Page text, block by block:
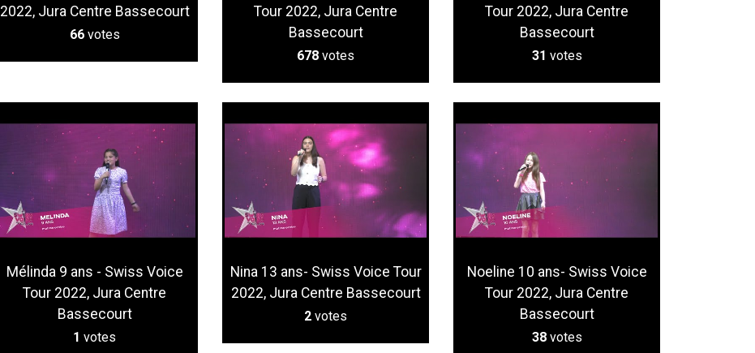
2022, Jura Centre Bassecourt
66 votes
Tour 2022, Jura Centre
Bassecourt
678 votes
Tour 2022, Jura Centre
Bassecourt
31 votes
Mélinda 9 ans - Swiss Voice
Tour 2022, Jura Centre
Bassecourt
1 votes
Nina 13 ans- Swiss Voice Tour
2022, Jura Centre Bassecourt
2 votes
Noeline 10 ans- Swiss Voice
Tour 2022, Jura Centre
Bassecourt
38 votes